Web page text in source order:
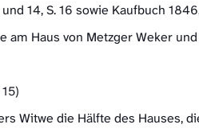
14, S. 16 sowie Kaufbuch
Haus von Metzger Weker
Witwe die Hälfte des Hauses,